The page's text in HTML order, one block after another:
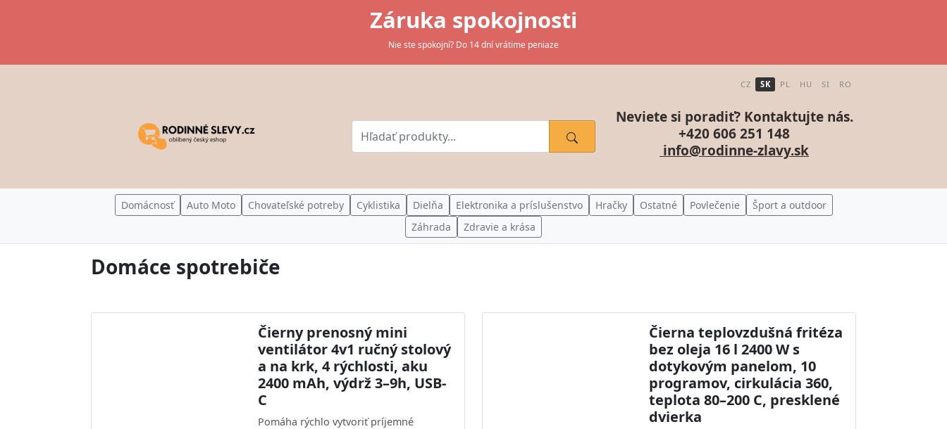
Záruka spokojnosti
Nie ste spokojní? Do 14 dní vrátime peniaze
CZ SK PL HU SI RO
Neviete si poradiť? Kontaktujte nás.
+420 606 251 148
info@rodinne-zlavy.sk
Domácnosť Auto Moto Chovateľské potreby Cyklistika Dielňa Elektronika a príslušenstvo Hračky Ostatné Povlečenie
Šport a outdoor
Záhrada
Zdravie a krása
Domáce spotrebiče
Čierny prenosný mini
ventilátor 4v1 ručný stolový
a na krk, 4 rýchlosti, aku
2400 mAh, výdrž 3–9h, USB-
C
Pomáha rýchlo vytvoriť príjemné
Čierna teplovzdušná fritéza
bez oleja 16 l 2400 W s
dotykovým panelom, 10
programov, cirkulácia 360,
teplota 80–200 C, presklené
dvierka